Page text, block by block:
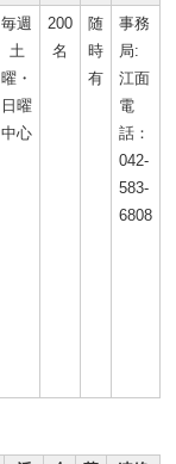
毎週
土
曜・
日曜
中心
200
名
随
時
有
事務
局:
江面
電
話：
042‐
583-
6808